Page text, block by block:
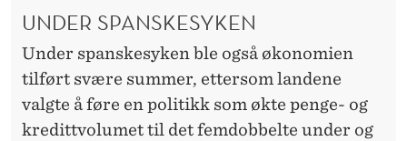
UNDER SPANSKESYKEN
Under spanskesyken ble også økonomien
tilført svære summer, ettersom landene
valgte å føre en politikk som økte penge- og
kredittvolumet til det femdobbelte under og